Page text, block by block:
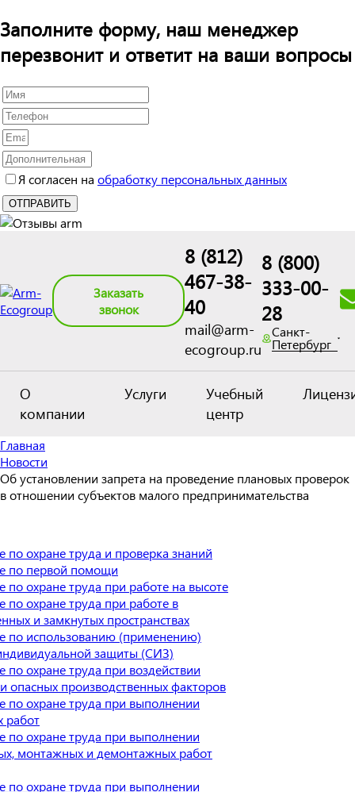
Заполните форму, наш менеджер
перезвонит и ответит на ваши вопросы
Я согласен на обработку персональных данных
Заказать
звонок
8 (812)
467-38-
40
mail@arm-
ecogroup.ru
8 (800)
333-00-
28
Санкт-
Петербург
О
компании
Услуги
Учебный
центр
Главная
Новости
Об установлении запрета на проведение плановых проверок
в отношении субъектов малого предпринимательства
по охране труда и проверка знаний
по первой помощи
по охране труда при работе на высоте
по охране труда при работе в
и замкнутых пространствах
по использованию (применению)
защиты (СИЗ)
по охране труда при воздействии
опасных производственных факторов
по охране труда при выполнении
работ
по охране труда при выполнении
монтажных и демонтажных работ
по охране труда при выполнении